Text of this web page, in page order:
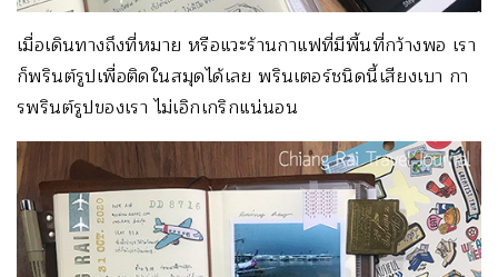
เมื่อเดินทางถึงที่หมาย หรือแวะร้านกาแฟที่มีพื้นที่กว้างพอ เรา
ก็พรินต์รูปเพื่อติดในสมุดได้เลย พรินเตอร์ชนิดนี้เสียงเบา กา
รพรินต์รูปของเรา ไม่เอิกเกริกแน่นอน